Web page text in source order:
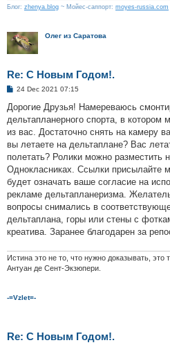
Блог: zhenya.blog ~ Мойес-саппорт: moyes-russia.com
Олег из Саратова
Re: С Новым Годом!.
P
s
24 Dec 2021 07:15
Дорогие Друзья! Намереваюсь
дельтапланерного спорта, в котором
из вас. Достаточно снять на камеру
вы летаете на дельтаплане? Вас
полетать? Ролики можно
Однокласниках. Ссылки присылайте
будет означать ваше согласие на
рекламе дельтапланеризма.
вопросы снимались в
дельтаплана, горы или стены с
креатива. Заранее благодарен за
Истина это не то, что нужно доказывать, это
Антуан де Сент-Экзюпери.
-=Vzlet=-
Re: С Новым Годом!.